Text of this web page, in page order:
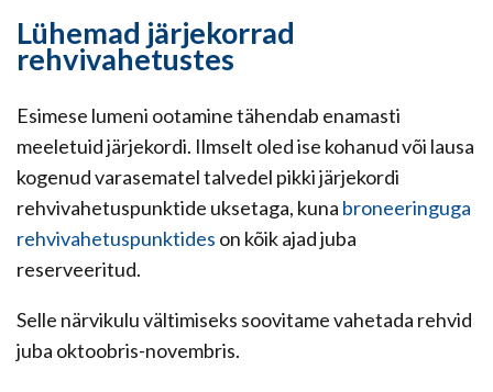
Lühemad järjekorrad
rehvivahetustes
Esimese lumeni ootamine tähendab enamasti
meeletuid järjekordi. Ilmselt oled ise kohanud või lausa
kogenud varasematel talvedel pikki järjekordi
rehvivahetuspunktide uksetaga, kuna broneeringuga
rehvivahetuspunktides on kõik ajad juba
reserveeritud.
Selle närvikulu vältimiseks soovitame vahetada rehvid
juba oktoobris-novembris.